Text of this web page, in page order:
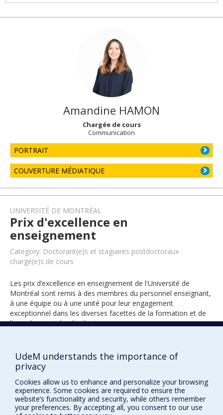
Amandine HAMON
Chargée de cours
Communication
PORTRAIT
COUVERTURE MÉDIATIQUE
UNIVERSITÉ DE MONTRÉAL
Prix d'excellence en
enseignement
Category: Doctorant(e)s et stagiaires postdoctoraux
chargé(e)s de cours
Les prix d’excellence en enseignement de l'Université de
Montréal sont remis à des membres du personnel enseignant,
à une équipe ou à une unité pour leur engagement
exceptionnel dans les diverses facettes de la formation et de
l’encadrement des étudiants.
UdeM understands the importance of
privacy
Cookies allow us to enhance and personalize your browsing
experience. Some cookies are required to ensure the
website’s functionality and security, while others remember
your preferences. By accepting all, you consent to our use